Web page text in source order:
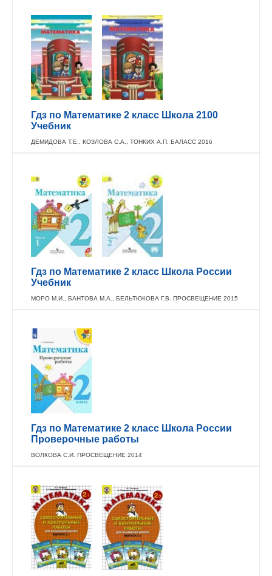
Гдз по Математике 2 класс Школа 2100
Учебник
ДЕМИДОВА Т.Е., КОЗЛОВА С.А., ТОНКИХ А.П. БАЛАСС 2016
Гдз по Математике 2 класс Школа России
Учебник
МОРО М.И., БАНТОВА М.А., БЕЛЬТЮКОВА Г.В. ПРОСВЕЩЕНИЕ 2015
Гдз по Математике 2 класс Школа России
Проверочные работы
ВОЛКОВА С.И. ПРОСВЕЩЕНИЕ 2014